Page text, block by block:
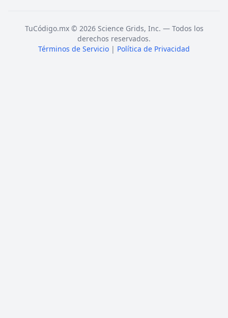
TuCódigo.mx © 2026 Science Grids, Inc. — Todos los
derechos reservados.
Términos de Servicio | Política de Privacidad